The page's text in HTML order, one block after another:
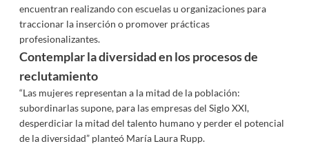
encuentran realizando con escuelas u organizaciones para
traccionar la inserción o promover prácticas
profesionalizantes.
Contemplar la diversidad en los procesos de
reclutamiento
“Las mujeres representan a la mitad de la población:
subordinarlas supone, para las empresas del Siglo XXI,
desperdiciar la mitad del talento humano y perder el potencial
de la diversidad” planteó María Laura Rupp.